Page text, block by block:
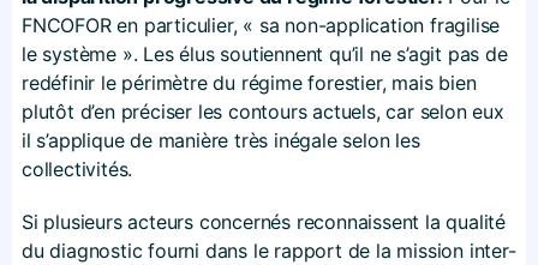
FNCOFOR en particulier, « sa non-application fragilise
le système ». Les élus soutiennent qu’il ne s’agit pas de
redéfinir le périmètre du régime forestier, mais bien
plutôt d’en préciser les contours actuels, car selon eux
il s’applique de manière très inégale selon les
collectivités.
Si plusieurs acteurs concernés reconnaissent la qualité
du diagnostic fourni dans le rapport de la mission inter-